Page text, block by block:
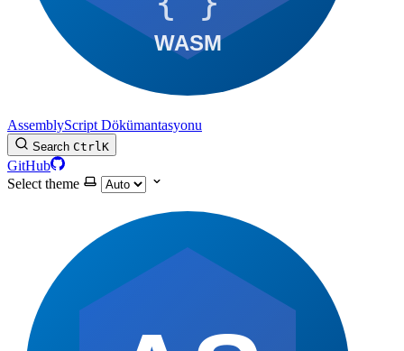
AssemblyScript Dökümantasyonu
Search CtrlK
GitHub
Select theme